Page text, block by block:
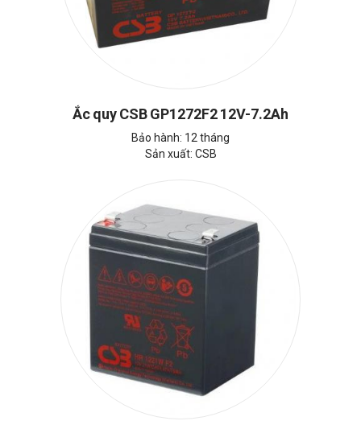
Ắc quy CSB GP1272F2 12V-7.2Ah
Bảo hành: 12 tháng
Sản xuất: CSB